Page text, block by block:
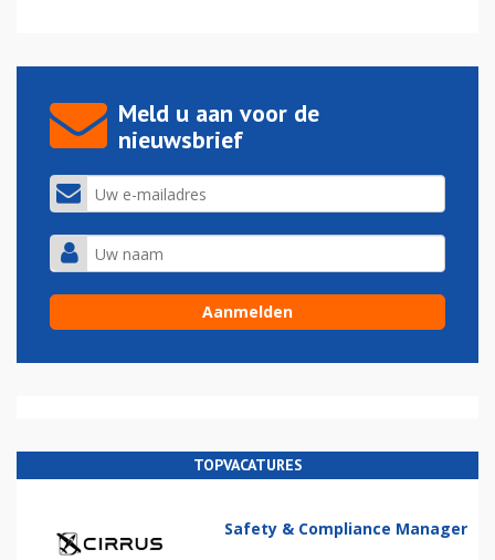
Meld u aan voor de
nieuwsbrief
TOPVACATURES
Safety & Compliance Manager